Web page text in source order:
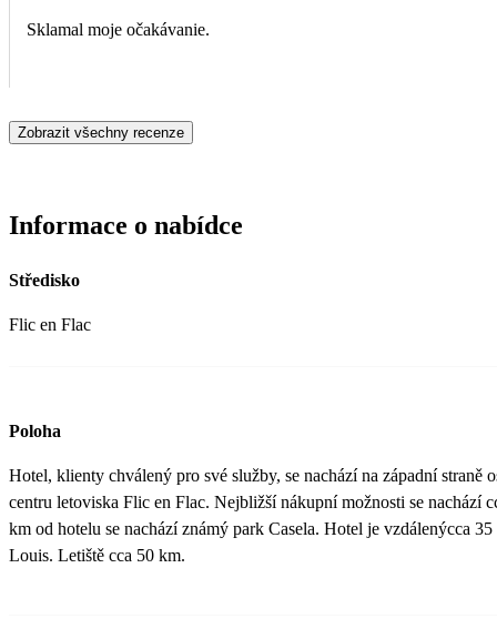
Sklamal moje očakávanie.
Zobrazit všechny recenze
Informace o nabídce
Středisko
Flic en Flac
Poloha
Hotel, klienty chválený pro své služby, se nachází na západní straně
centru letoviska Flic en Flac. Nejbližší nákupní možnosti se nachází
km od hotelu se nachází známý park Casela. Hotel je vzdálenýcca
Louis. Letiště cca 50 km.